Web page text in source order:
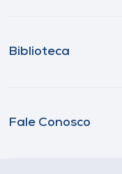
Biblioteca
Fale Conosco